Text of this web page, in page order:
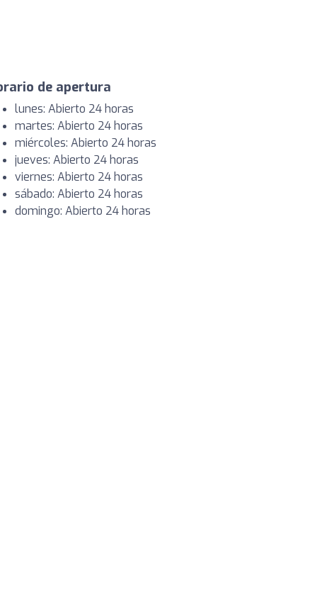
de apertura
lunes: Abierto 24 horas
martes: Abierto 24 horas
miércoles: Abierto 24 horas
jueves: Abierto 24 horas
viernes: Abierto 24 horas
sábado: Abierto 24 horas
domingo: Abierto 24 horas